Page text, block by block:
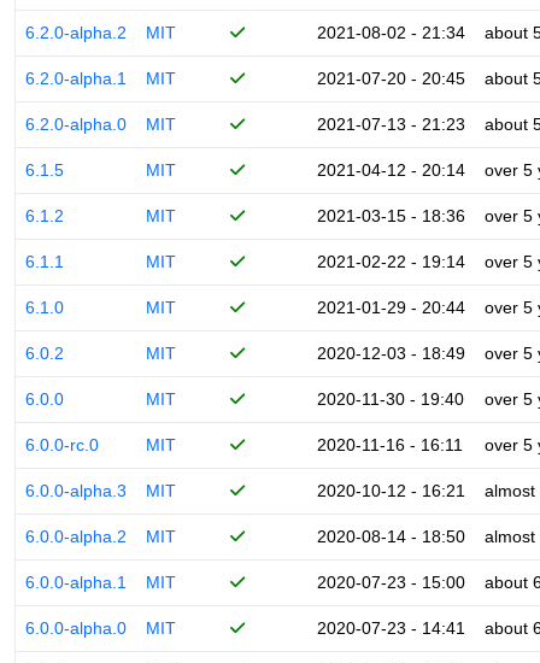
6.2.0-alpha.2 MIT 2021-08-02 - 21:34 about
6.2.0-alpha.1 MIT 2021-07-20 - 20:45 about
6.2.0-alpha.0 MIT 2021-07-13 - 21:23 about
6.1.5 MIT 2021-04-12 - 20:14 over 5
6.1.2 MIT 2021-03-15 - 18:36 over 5
6.1.1 MIT 2021-02-22 - 19:14 over 5
6.1.0 MIT 2021-01-29 - 20:44 over 5
6.0.2 MIT 2020-12-03 - 18:49 over 5
6.0.0 MIT 2020-11-30 - 19:40 over 5
6.0.0-rc.0 MIT 2020-11-16 - 16:11 over 5
6.0.0-alpha.3 MIT 2020-10-12 - 16:21 almost
6.0.0-alpha.2 MIT 2020-08-14 - 18:50 almost
6.0.0-alpha.1 MIT 2020-07-23 - 15:00 about
6.0.0-alpha.0 MIT 2020-07-23 - 14:41 about